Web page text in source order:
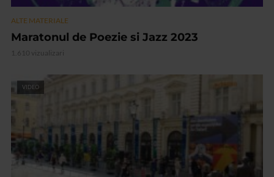
ALTE MATERIALE
Maratonul de Poezie si Jazz 2023
1.610 vizualizari
VIDEO